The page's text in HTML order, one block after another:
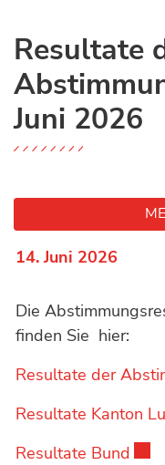
Resultate
Juni 2026
14. Juni 2026
Die
finden Sie hier:
Resultate der
Resultate Kanton
Resultate Bund